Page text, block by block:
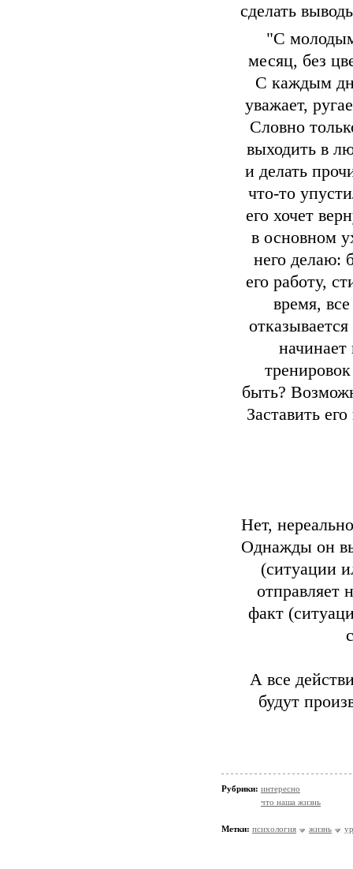
сделать
"С
месяц, без
С каждым
уважает,
Словно
выходить в
и делать
что-то
его хочет
в основном
него делаю:
его работу,
время,
начинает
быть?
Заставить
Нет,
Однажды он
(ситуации
отправляет
факт
А все
будут
Рубрики: интересно
что наша жизнь
Метки: психология жизнь